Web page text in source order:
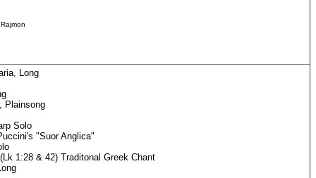
Long
Plainsong
Solo
"Suor Anglica"
1:28 & 42) Traditonal Greek Chant